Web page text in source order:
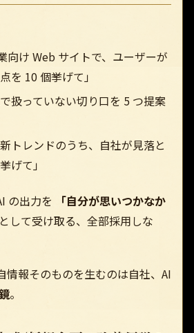
向け Web サイトで、ユーザーが
を 10 個挙げて」
扱っていない切り口を 5 つ提案
トレンドのうち、自社が見落と
げて」
の出力を
「自分が思いつかなか
として受け取る、全部採用しな
情報そのものを生むのは自社、AI
。